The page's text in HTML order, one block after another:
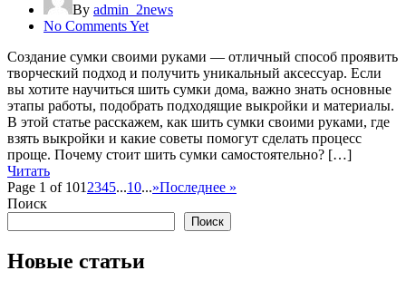
By admin_2news
No Comments Yet
Создание сумки своими руками — отличный способ проявить
творческий подход и получить уникальный аксессуар. Если
вы хотите научиться шить сумки дома, важно знать основные
этапы работы, подобрать подходящие выкройки и материалы.
В этой статье расскажем, как шить сумки своими руками, где
взять выкройки и какие советы помогут сделать процесс
проще. Почему стоит шить сумки самостоятельно? […]
Читать
Page 1 of 101 2345...10...»Последнее »
Поиск
Поиск
Новые статьи